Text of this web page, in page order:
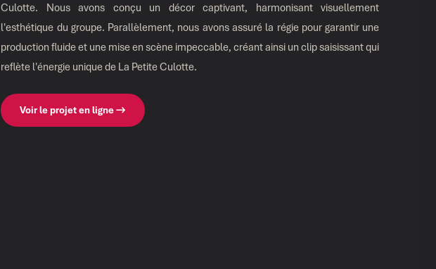
Culotte. Nous avons conçu un décor captivant, harmonisant visuellement
l'esthétique du groupe. Parallèlement, nous avons assuré la régie pour garantir une
production fluide et une mise en scène impeccable, créant ainsi un clip saisissant qui
reflète l'énergie unique de La Petite Culotte.
Voir le projet en ligne →